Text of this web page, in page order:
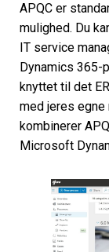
APQC er
mulighed. Du
IT service
Dynamics 365-
knyttet til det
med jeres
kombinerer
Microsoft